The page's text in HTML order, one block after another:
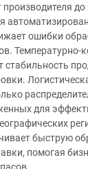
до
ошибки
Температурно-
для
быструю
помогая